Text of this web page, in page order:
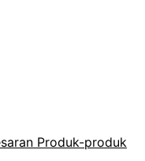
Produk-produk